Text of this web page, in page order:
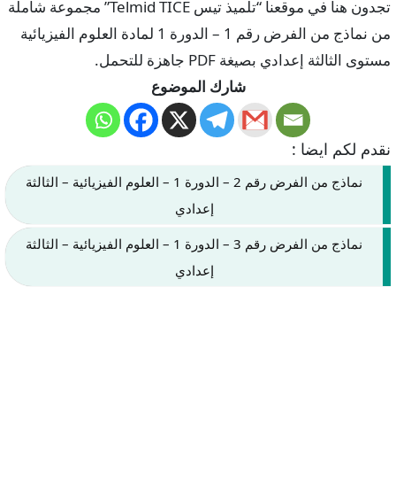
تجدون هنا في موقعنا “تلميذ تيس Telmid TICE” مجموعة شاملة
من نماذج من الفرض رقم 1 – الدورة 1 لمادة العلوم الفيزيائية
مستوى الثالثة إعدادي بصيغة PDF جاهزة للتحمل.
شارك الموضوع
نقدم لكم ايضا :
نماذج من الفرض رقم 2 – الدورة 1 – العلوم الفيزيائية – الثالثة
إعدادي
نماذج من الفرض رقم 3 – الدورة 1 – العلوم الفيزيائية – الثالثة
إعدادي